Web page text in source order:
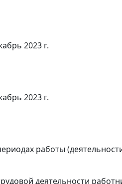
2023 г.
2023 г.
работы
деятельности